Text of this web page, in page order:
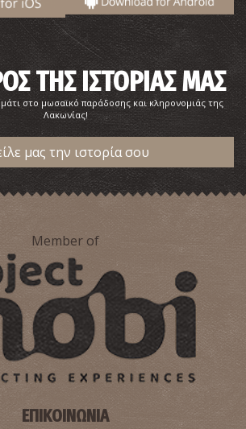
Θεόδωροι
η Οδηγήτρια (Αφεντικό)
ΤΗΣ ΙΣΤΟΡΙΑΣ ΜΑΣ
στο μωσαϊκό παράδοσης και κληρονομιάς της
Λακωνίας!
μας την ιστορία σου
Member of
ΕΠΙΚΟΙΝΩΝΙΑ